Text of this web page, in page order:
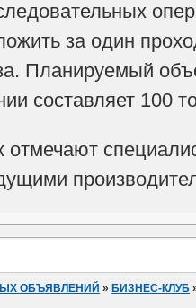
за один
Планируемый
составляет 100
отмечают
ОБЪЯВЛЕНИЙ »БИЗНЕС-КЛУБ